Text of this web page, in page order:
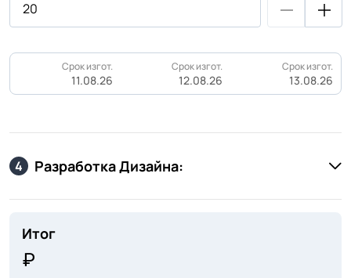
Срок изгот.
11.08.26
Срок изгот.
12.08.26
Срок изгот.
13.08.26
4 Разработка Дизайна:
Итог